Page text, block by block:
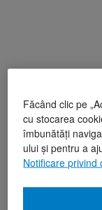
Făcând clic pe
cu stocarea
îmbunătăți
ului și pentru a
Notificare privind